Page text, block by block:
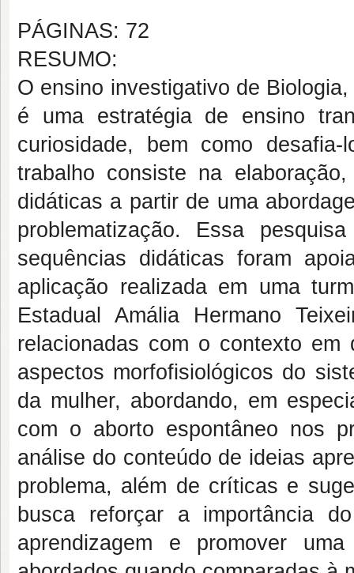
PÁGINAS: 72
RESUMO:
O ensino investigativo de
é uma estratégia de ensino
curiosidade, bem como
trabalho consiste na
didáticas a partir de uma
problematização. Essa
sequências didáticas foram
aplicação realizada em uma
Estadual Amália Hermano
relacionadas com o contexto
aspectos morfofisiológicos do
da mulher, abordando, em
com o aborto espontâneo nos
análise do conteúdo de ideias
problema, além de críticas e
busca reforçar a importância
aprendizagem e promover